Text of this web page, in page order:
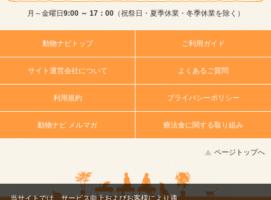
月～金曜日9:00 ～ 17：00（祝祭日・夏季休業・冬季休業を除く）
動物ナビトップ ご利用ガイド
サイト運営会社について よくあるご質問
利用規約 プライバシーポリシー
動物ナビ メルマガ 療法食に関する取り組み
ページトップへ